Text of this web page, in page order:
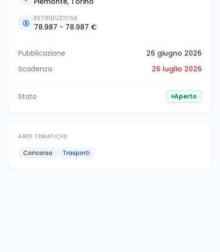
RETRIBUZIONE
78.987 - 78.987 €
Pubblicazione
26 giugno 2026
Scadenza
26 luglio 2026
Stato Aperto
AREE TEMATICHE
Concorso Trasporti